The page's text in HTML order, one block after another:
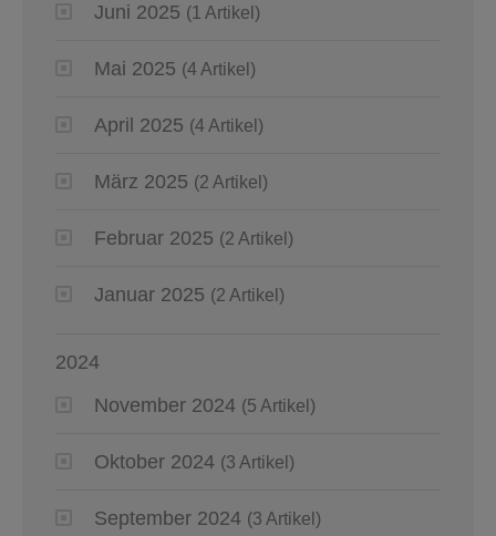
Juni 2025 (1 Artikel)
Mai 2025 (4 Artikel)
April 2025 (4 Artikel)
März 2025 (2 Artikel)
Februar 2025 (2 Artikel)
Januar 2025 (2 Artikel)
2024
November 2024 (5 Artikel)
Oktober 2024 (3 Artikel)
September 2024 (3 Artikel)